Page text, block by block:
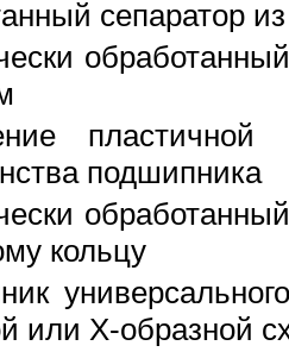
сепаратор
подшипника
кольцу
или Х-образной